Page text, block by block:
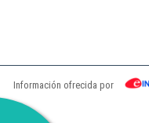
Información ofrecida por